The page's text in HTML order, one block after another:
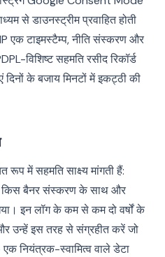
से डाउनस्ट्रीम प्रवाहित होती
एक टाइमस्टैम्प, नीति संस्करण और
विशिष्ट सहमति रसीद रिकॉर्ड
दिनों के बजाय मिनटों में इकट्ठी की
रूप में सहमति साक्ष्य मांगती हैं:
किस बैनर संस्करण के साथ और
इन लॉग के कम से कम दो वर्षों के
उन्हें इस तरह से संग्रहीत करें जो
नियंत्रक-स्वामित्व वाले डेटा